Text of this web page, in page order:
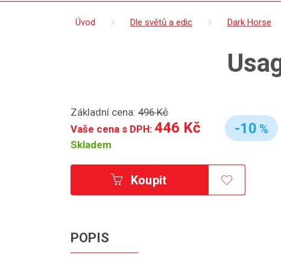
Úvod Dle světů a edic Dark Horse
Základní cena: 496 Kč
Vaše cena s DPH: 446 Kč
Skladem
-10 %
Koupit
POPIS